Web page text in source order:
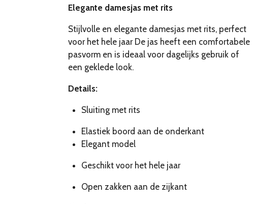
Elegante damesjas met rits
Stijlvolle en elegante damesjas met rits, perfect
voor het hele jaar De jas heeft een comfortabele
pasvorm en is ideaal voor dagelijks gebruik of
een geklede look.
Details:
Sluiting met rits
Elastiek boord aan de onderkant
Elegant model
Geschikt voor het hele jaar
Open zakken aan de zijkant